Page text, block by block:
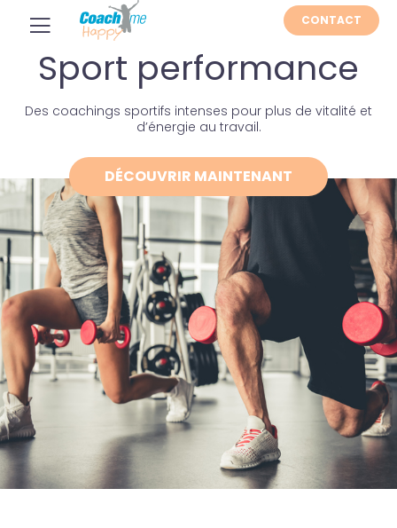
CONTACT
Sport performance
Des coachings sportifs intenses pour plus de vitalité et
d’énergie au travail.
DÉCOUVRIR MAINTENANT